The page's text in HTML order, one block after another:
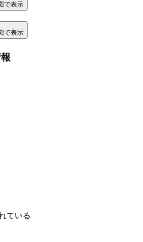
で表示
で表示
ている